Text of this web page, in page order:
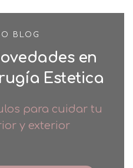
BLOG
en
Estetica
para cuidar tu
y exterior